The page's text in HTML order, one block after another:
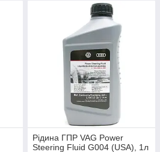
Рідина ГПР VAG Power
Steering Fluid G004 (USA), 1л